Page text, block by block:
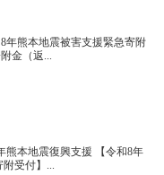
年熊本地震被害支援緊急寄附
金（返...
熊本地震復興支援 【令和8年
受付】...